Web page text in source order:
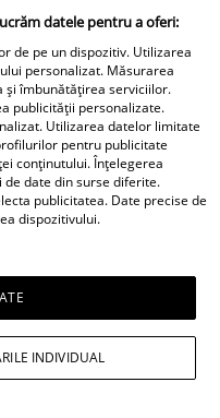
datele pentru a oferi:
de pe un dispozitiv. Utilizarea
personalizat. Măsurarea
îmbunătățirea serviciilor.
publicității personalizate.
Utilizarea datelor limitate
pentru publicitate
conținutului. Înțelegerea
date din surse diferite.
publicitatea. Date precise de
dispozitivului.
INDIVIDUAL